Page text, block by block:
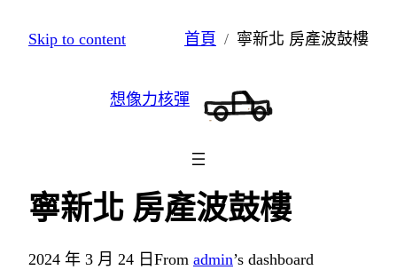
跳
Skip to content 首頁 寧新北 房產波鼓樓
想像力核彈
寧新北 房產波鼓樓
2024 年 3 月 24 日 From admin’s dashboard